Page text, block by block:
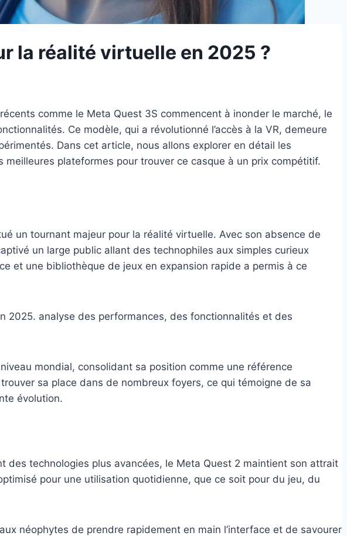
la réalité virtuelle en 2025 ?
comme le Meta Quest 3S commencent à inonder le marché, le
Ce modèle, qui a révolutionné l’accès à la VR, demeure
Dans cet article, nous allons explorer en détail les
plateformes pour trouver ce casque à un prix compétitif.
un tournant majeur pour la réalité virtuelle. Avec son absence de
un large public allant des technophiles aux simples curieux
et une bibliothèque de jeux en expansion rapide a permis à ce
mondial, consolidant sa position comme une référence
sa place dans de nombreux foyers, ce qui témoigne de sa
évolution.
des technologies plus avancées, le Meta Quest 2 maintient son attrait
pour une utilisation quotidienne, que ce soit pour du jeu, du
néophytes de prendre rapidement en main l’interface et de savourer